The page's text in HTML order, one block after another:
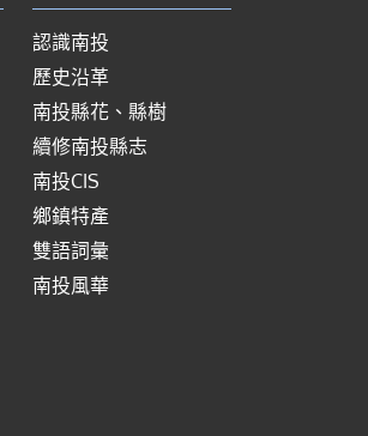
認識南投
歷史沿革
南投縣花、縣樹
續修南投縣志
南投CIS
鄉鎮特產
雙語詞彙
南投風華